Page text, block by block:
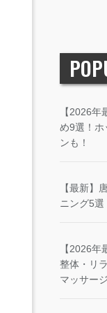
【2026
め9選！ホ
ンも！
【最新】
ニング5
【2026
整体・リ
マッサー